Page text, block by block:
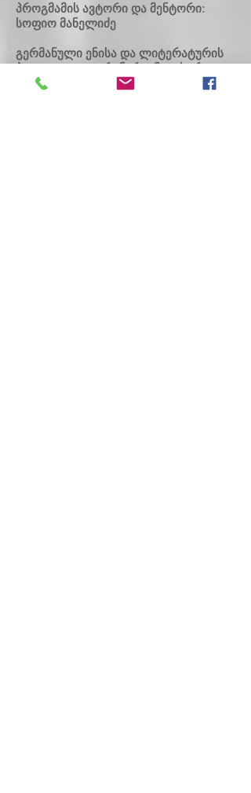
პროგმამის ავტორი და მენტორი:
სოფიო მანელიძე
გერმანული ენისა და ლიტერატურის
პედაგოგი და ტრენერი. მაგისტრი -
კავკასია ევროპულ და გლობალურ